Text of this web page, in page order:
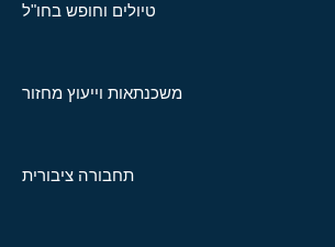
טיולים וחופש בחו"ל
משכנתאות וייעוץ מחזור
תחבורה ציבורית